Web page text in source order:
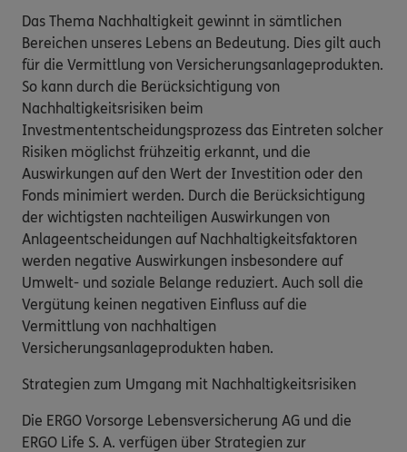
Das Thema Nachhaltigkeit gewinnt in sämtlichen
Bereichen unseres Lebens an Bedeutung. Dies gilt auch
für die Vermittlung von Versicherungsanlageprodukten.
So kann durch die Berücksichtigung von
Nachhaltigkeitsrisiken beim
Investmententscheidungsprozess das Eintreten solcher
Risiken möglichst frühzeitig erkannt, und die
Auswirkungen auf den Wert der Investition oder den
Fonds minimiert werden. Durch die Berücksichtigung
der wichtigsten nachteiligen Auswirkungen von
Anlageentscheidungen auf Nachhaltigkeitsfaktoren
werden negative Auswirkungen insbesondere auf
Umwelt- und soziale Belange reduziert. Auch soll die
Vergütung keinen negativen Einfluss auf die
Vermittlung von nachhaltigen
Versicherungsanlageprodukten haben.
Strategien zum Umgang mit Nachhaltigkeitsrisiken
Die ERGO Vorsorge Lebensversicherung AG und die
ERGO Life S. A. verfügen über Strategien zur